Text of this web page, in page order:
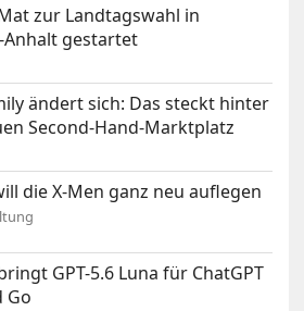
zur Landtagswahl in
Anhalt gestartet
ändert sich: Das steckt hinter
Second-Hand-Marktplatz
die X-Men ganz neu auflegen
GPT-5.6 Luna für ChatGPT
Go